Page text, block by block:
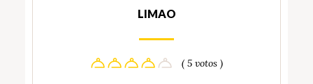
LIMAO
( 5 votos )